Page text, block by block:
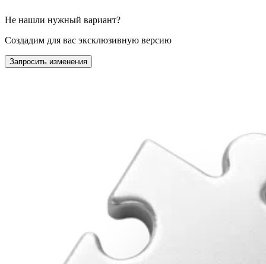
Не нашли нужный вариант?
Создадим для вас эксклюзивную версию
Запросить изменения